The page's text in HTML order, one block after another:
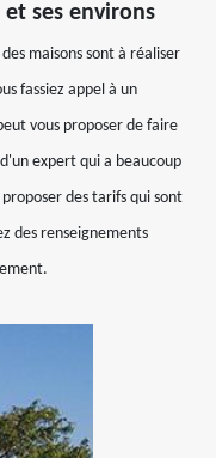
et ses environs
maisons sont à réaliser
fassiez appel à un
vous proposer de faire
expert qui a beaucoup
des tarifs qui sont
des renseignements